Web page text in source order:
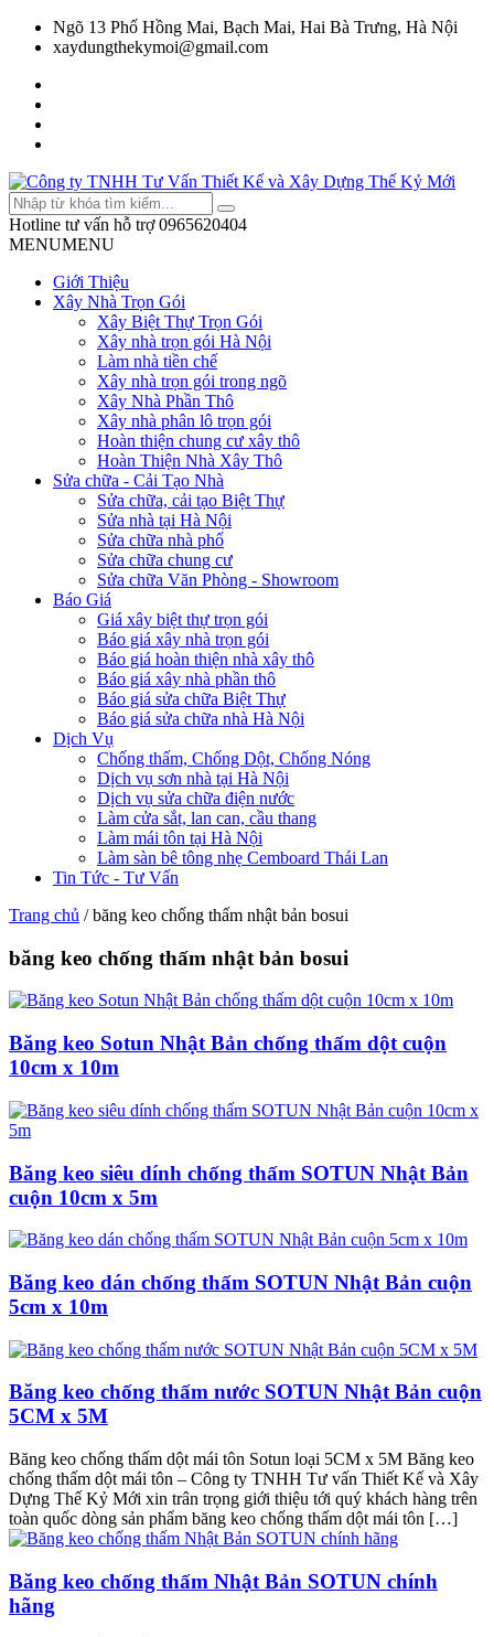
Ngõ 13 Phố Hồng Mai, Bạch Mai, Hai Bà Trưng, Hà Nội
xaydungthekymoi@gmail.com
Hotline tư vấn hỗ trợ 0965620404
MENUMENU
Giới Thiệu
Xây Nhà Trọn Gói
Xây Biệt Thự Trọn Gói
Xây nhà trọn gói Hà Nội
Làm nhà tiền chế
Xây nhà trọn gói trong ngõ
Xây Nhà Phần Thô
Xây nhà phân lô trọn gói
Hoàn thiện chung cư xây thô
Hoàn Thiện Nhà Xây Thô
Sửa chữa - Cải Tạo Nhà
Sửa chữa, cải tạo Biệt Thự
Sửa nhà tại Hà Nội
Sửa chữa nhà phố
Sửa chữa chung cư
Sửa chữa Văn Phòng - Showroom
Báo Giá
Giá xây biệt thự trọn gói
Báo giá xây nhà trọn gói
Báo giá hoàn thiện nhà xây thô
Báo giá xây nhà phần thô
Báo giá sửa chữa Biệt Thự
Báo giá sửa chữa nhà Hà Nội
Dịch Vụ
Chống thấm, Chống Dột, Chống Nóng
Dịch vụ sơn nhà tại Hà Nội
Dịch vụ sửa chữa điện nước
Làm cửa sắt, lan can, cầu thang
Làm mái tôn tại Hà Nội
Làm sàn bê tông nhẹ Cemboard Thái Lan
Tin Tức - Tư Vấn
Trang chủ /băng keo chống thấm nhật bản bosui
băng keo chống thấm nhật bản bosui
Băng keo Sotun Nhật Bản chống thấm dột cuộn
10cm x 10m
Băng keo siêu dính chống thấm SOTUN Nhật Bản
cuộn 10cm x 5m
Băng keo dán chống thấm SOTUN Nhật Bản cuộn
5cm x 10m
Băng keo chống thấm nước SOTUN Nhật Bản cuộn
5CM x 5M
Băng keo chống thấm dột mái tôn Sotun loại 5CM x 5M Băng keo
chống thấm dột mái tôn – Công ty TNHH Tư vấn Thiết Kế và Xây
Dựng Thế Kỷ Mới xin trân trọng giới thiệu tới quý khách hàng trên
toàn quốc dòng sản phẩm băng keo chống thấm dột mái tôn […]
Băng keo chống thấm Nhật Bản SOTUN chính
hãng